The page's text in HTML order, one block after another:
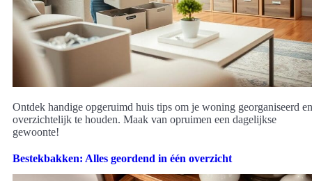
Ontdek handige opgeruimd huis tips om je woning georganiseerd en
overzichtelijk te houden. Maak van opruimen een dagelijkse
gewoonte!
Bestekbakken: Alles geordend in één overzicht